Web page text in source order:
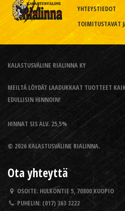
YHTEYSTIEDOT
TOIMITUSTAVAT
KALASTUSVÄLINE RIALINNA KY
MEILTÄ LÖYDÄT LAADUKKAAT TUOTTEET
EDULLISIN HINNOIN!
HINNAT SIS ALV. 25,5%
© 2026 KALASTUSVÄLINE RIALINNA.
Ota yhteyttä
OSOITE: HULKONTIE 5, 70800 KUOPIO
PUHELIN: (017) 363 3222